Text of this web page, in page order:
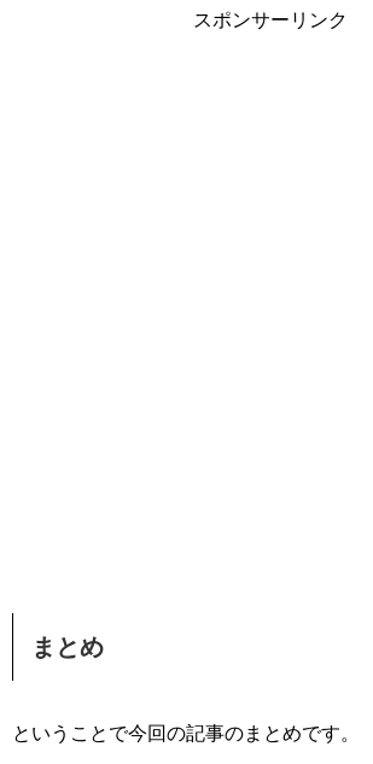
スポンサーリンク
まとめ
ということで今回の記事のまとめです。